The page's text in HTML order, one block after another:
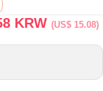
KRW (US$ 15.08)